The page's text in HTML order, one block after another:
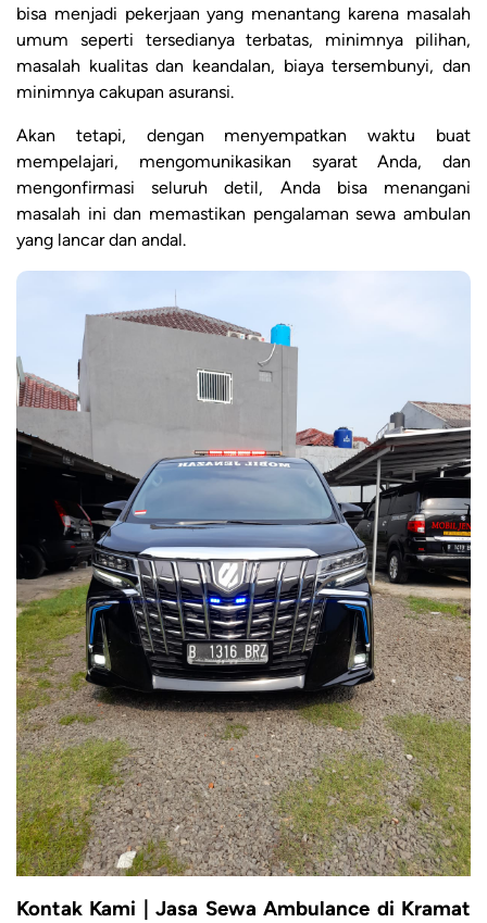
bisa menjadi pekerjaan yang menantang karena masalah
umum seperti tersedianya terbatas, minimnya pilihan,
masalah kualitas dan keandalan, biaya tersembunyi, dan
minimnya cakupan asuransi.
Akan tetapi, dengan menyempatkan waktu buat
mempelajari, mengomunikasikan syarat Anda, dan
mengonfirmasi seluruh detil, Anda bisa menangani
masalah ini dan memastikan pengalaman sewa ambulan
yang lancar dan andal.
Kontak Kami | Jasa Sewa Ambulance di Kramat